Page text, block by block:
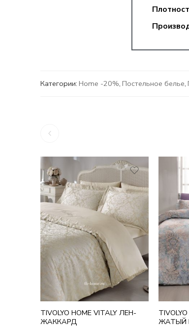
Категории: Home -20%, Постельное белье,
TIVOLYO HOME VITALY ЛЕН-
ЖАККАРД
17,354₽
ЖАТЫЙ
16,279₽